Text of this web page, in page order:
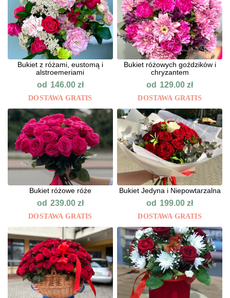
Bukiet z różami, eustomą i
alstroemeriami
od 146.00 zł
DOSTAWA GRATIS
Bukiet różowych goździków i
chryzantem
od 129.00zł
DOSTAWA GRATIS
Bukiet różowe róże
od 239.00 zł
DOSTAWA GRATIS
Bukiet Jedyna i Niepowtarzalna
od 199.00zł
DOSTAWA GRATIS